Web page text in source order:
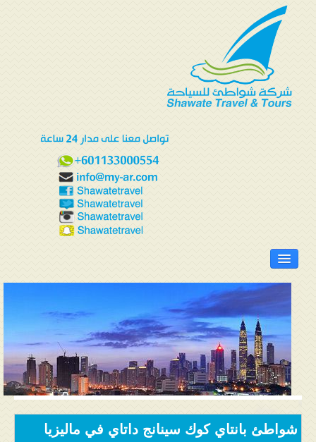
الرئيسية
المنتدى
دليل ماليزيا
فنادق ماليزيا
الاماكن السياحية ماليزيا
شواطئ بانتاي كوك سينانج داتاي في ماليزيا